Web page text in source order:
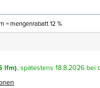
= mengenrabatt 12 %
lfm) 18.8.2026